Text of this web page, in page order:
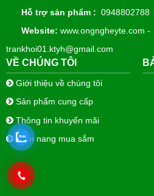
Hỗ trợ sản phẩm : 0948802788
Website: www.ongngheyte.com -
trankhoi01.ktyh@gmail.com
VỀ CHÚNG TÔI
Giới thiệu về chúng tôi
Sản phẩm cung cấp
Thông tin khuyến mãi
Cẩm nang mua sắm